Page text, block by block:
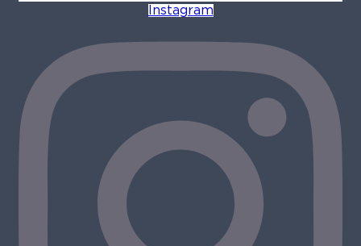
Instagram